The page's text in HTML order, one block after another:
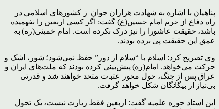
پناهیان با اشاره به شهادت هزاران جوان از کشورهای اسلامی در
راه دفاع از حرم امام حسین(ع) گفت: اگر کسی اربعین را نفهمیده
باشد، حقیقت عاشورا را نیز درک نکرده است. امام خمینی(ره) به
عمق این حقیقت پی برده بودند.
وی تصریح کرد: اسلام با “سلام از دور” حفظ نمی‌شود؛ شور، اشک و
حرکت می‌خواهد. امام(ره) پیش‌بینی کرده بودند که ملت‌های ایران و
عراق پس از جنگ، حول محور عتبات متحد خواهند شد و قدرتی
بی‌نیاز از بیگانگان شکل خواهد گرفت.
این استاد حوزه علمیه گفت: اربعین فقط زیارت نیست، یک تحول